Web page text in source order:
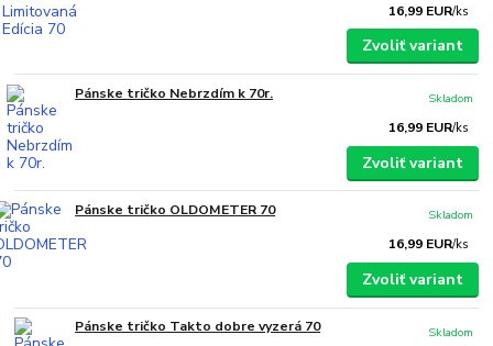
16,99 EUR/ks
Zvoliť variant
Pánske tričko Nebrzdím k 70r.
16,99 EUR/ks
Skladom
Zvoliť variant
Pánske tričko OLDOMETER 70
16,99 EUR/ks
Skladom
Zvoliť variant
Pánske tričko Takto dobre vyzerá 70
Skladom